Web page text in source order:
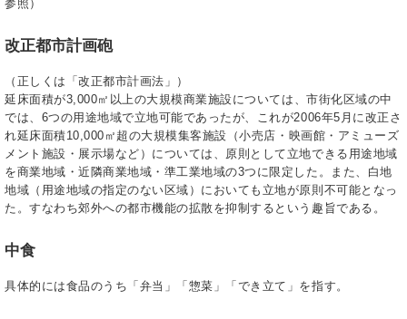
参照）
改正都市計画砲
（正しくは「改正都市計画法」）
延床面積が3,000㎡以上の大規模商業施設については、市街化区域の中
では、6つの用途地域で立地可能であったが、これが2006年5月に改正さ
れ延床面積10,000㎡超の大規模集客施設（小売店・映画館・アミューズ
メント施設・展示場など）については、原則として立地できる用途地域
を商業地域・近隣商業地域・準工業地域の3つに限定した。また、白地
地域（用途地域の指定のない区域）においても立地が原則不可能となっ
た。すなわち郊外への都市機能の拡散を抑制するという趣旨である。
中食
具体的には食品のうち「弁当」「惣菜」「でき立て」を指す。